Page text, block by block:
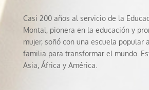
Casi 200 años al servicio de la
Montal, pionera en la educación y
mujer, soñó con una escuela popular
familia para transformar el mundo.
Asia, África y América.